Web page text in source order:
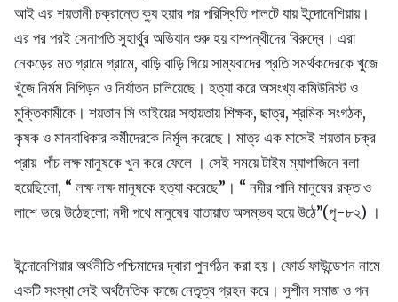
আই এর শয়তানী চক্রান্তে ক্যু হয়ার পর পরিস্থিতি পালটে যায় ইন্দোনেশিয়ায়।
এর পর পরই সেনাপতি সুহার্থুর অভিযান শুরু হয় বাম্পন্থীদের বিরুদ্বে। এরা
নেকড়ের মত গ্রামে গ্রামে, বাড়ি বাড়ি গিয়ে সাম্যবাদের প্রতি সমর্থকদেরকে খুজে
খুঁজে নির্মম নিপিড়ন ও নির্যাতন চালিয়েছে। হত্যা করে অসংখ্য কমিউনিস্ট ও
মুক্তিকামীকে। শয়তান সি আইয়ের সহায়তায় শিক্ষক, ছাত্র, শ্রমিক সংগঠক,
কৃষক ও মানবাধিকার কর্মীদেরকে নির্মূল করেছে। মাত্র এক মাসেই শয়তান চক্র
প্রায় পাঁচ লক্ষ মানুষকে খুন করে ফেলে । সেই সময়ে টাইম ম্যাগাজিনে বলা
হয়েছিলো, “ লক্ষ লক্ষ মানুষকে হত্যা করেছে”। “ নদীর পানি মানুষের রক্ত ও
লাশে ভরে উঠেছলো; নদী পথে মানুষের যাতায়াত অসম্ভব হয়ে উঠে”(পৃ-৮২) ।
ইন্দোনেশিয়ার অর্থনীতি পশ্চিমাদের দ্বারা পুনর্গঠন করা হয়। ফোর্ড ফাউন্ডেশন নামে
একটি সংস্থা সেই অর্থনৈতিক কাজে নেতৃত্ব গ্রহন করে। সুশীল সমাজ ও গন